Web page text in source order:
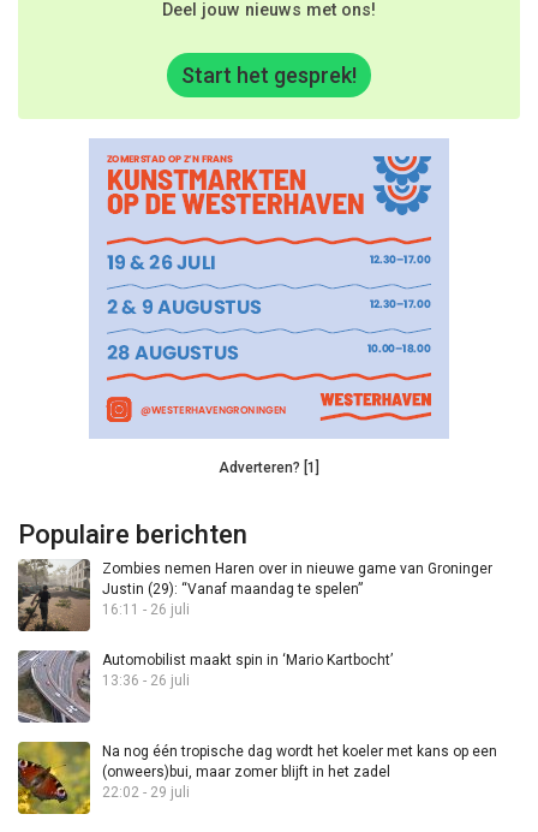
Deel jouw nieuws met ons!
Start het gesprek!
Adverteren? [1]
Populaire berichten
Zombies nemen Haren over in nieuwe game van Groninger
Justin (29): “Vanaf maandag te spelen”
16:11 - 26 juli
Automobilist maakt spin in ‘Mario Kartbocht’
13:36 - 26 juli
Na nog één tropische dag wordt het koeler met kans op een
(onweers)bui, maar zomer blijft in het zadel
22:02 - 29 juli